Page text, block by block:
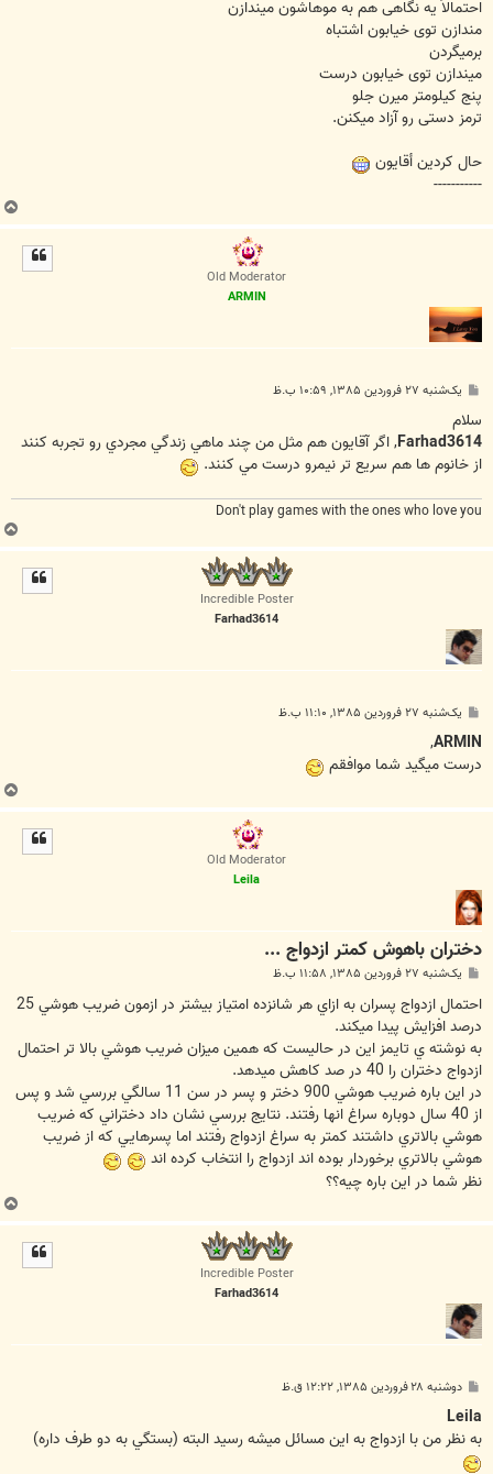
احتمالاً يه نگاهی هم به موهاشون ميندازن
مندازن توی خيابون اشتباه
برميگردن
ميندازن توی خيابون درست
پنج کيلومتر ميرن جلو
ترمز دستی رو آزاد ميکنن.
حال کردین أقایون
-----------
ب
ا
Old Moderator
ARMIN
پ
ت
یک‌شنبه ۲۷ فروردین ۱۳۸۵, ۱۰:۵۹ ب.ظ
سلام
Farhad3614, اگر آقايون هم مثل من چند ماهي زندگي مجردي رو تجربه کنند
از خانوم ها هم سريع تر نيمرو درست مي کنند.
Don't play games with the ones who love you
ب
ا
Incredible Poster
Farhad3614
پ
ت
یک‌شنبه ۲۷ فروردین ۱۳۸۵, ۱۱:۱۰ ب.ظ
ARMIN
,
درست ميگيد شما موافقم
ب
ا
Old Moderator
Leila
دختران باهوش كمتر ازدواج ...
پ
ت
یک‌شنبه ۲۷ فروردین ۱۳۸۵, ۱۱:۵۸ ب.ظ
احتمال ازدواج پسران به ازاي هر شانزده امتياز بيشتر در ازمون ضريب هوشي 25
درصد افزايش پيدا ميكند.
به نوشته ي تايمز اين در حاليست كه همين ميزان ضريب هوشي بالا تر احتمال
ازدواج دختران را 40 در صد كاهش ميدهد.
در اين باره ضريب هوشي 900 دختر و پسر در سن 11 سالگي بررسي شد و پس
از 40 سال دوباره سراغ انها رفتند. نتايج بررسي نشان داد دختراني كه ضريب
هوشي بالاتري داشتند كمتر به سراغ ازدواج رفتند اما پسرهايي كه از ضريب
هوشي بالاتري برخوردار بوده اند ازدواج را انتخاب كرده اند
نظر شما در اين باره چيه؟؟
ب
ا
Incredible Poster
Farhad3614
پ
ت
دوشنبه ۲۸ فروردین ۱۳۸۵, ۱۲:۲۲ ق.ظ
Leila
به نظر من با ازدواج به اين مسائل ميشه رسيد البته (بستگي به دو طرف داره)